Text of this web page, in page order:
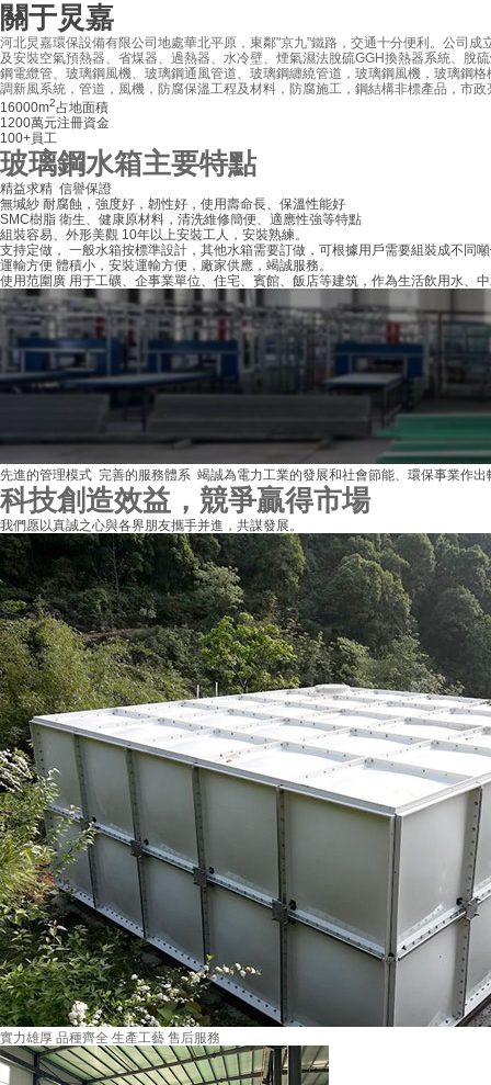
關于炅嘉
河北炅嘉環保設備有限公司地處華北平原，東鄰"京九"鐵路，交通十分便利。公司
及安裝空氣預熱器、省煤器、過熱器、水冷壁、煙氣濕法脫硫GGH換熱器系統、
鋼電纜管、玻璃鋼風機、玻璃鋼通風管道、玻璃鋼纏繞管道，玻璃鋼風機，玻璃鋼
調新風系統，管道，風機，防腐保溫工程及材料，防腐施工，鋼結構非標產品，市
16000m2占地面積
1200萬元注冊資金
100+員工
玻璃鋼水箱主要特點
精益求精 信譽保證
無堿紗 耐腐蝕，強度好，韌性好，使用壽命長、保溫性能好
SMC樹脂 衛生、健康原材料，清洗維修簡便、適應性強等特點
組裝容易、外形美觀 10年以上安裝工人，安裝熟練。
支持定做 ， 一般水箱按標準設計，其他水箱需要訂做，可根據用戶需要組裝成不同
運輸方便 體積小，安裝運輸方便，廠家供應，竭誠服務。
使用范圍廣 用于工礦、企事業單位、住宅、賓館、飯店等建筑，作為生活飲用水、
先進的管理模式 完善的服務體系 竭誠為電力工業的發展和社會節能、環保事業作出
科技創造效益，競爭贏得市場
我們愿以真誠之心與各界朋友攜手并進，共謀發展。
實力雄厚 品種齊全 生產工藝 售后服務